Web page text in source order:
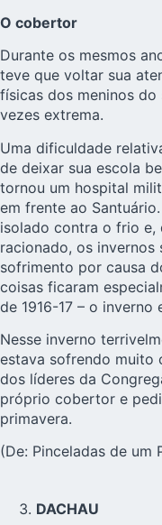
O cobertor
Durante os mesmos
teve que voltar sua
físicas dos meninos
vezes extrema.
Uma dificuldade
de deixar sua escola
tornou um hospital
em frente ao
isolado contra o frio e,
racionado, os
sofrimento por causa
coisas ficaram
de 1916-17 – o inverno
Nesse inverno
estava sofrendo muito
dos líderes da
próprio cobertor e
primavera.
(De: Pinceladas de um
DACHAU